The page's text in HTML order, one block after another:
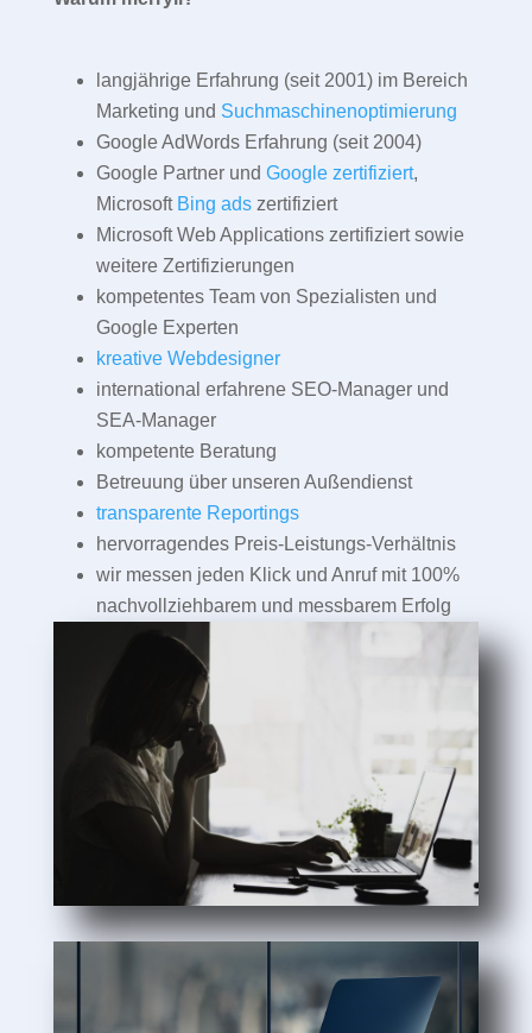
langjährige Erfahrung (seit 2001) im Bereich
Marketing und Suchmaschinenoptimierung
Google AdWords Erfahrung (seit 2004)
Google Partner und Google zertifiziert,
Microsoft Bing adszertifiziert
Microsoft Web Applications zertifiziert sowie
weitere Zertifizierungen
kompetentes Team von Spezialisten und
Google Experten
kreative Webdesigner
international erfahrene SEO-Manager und
SEA-Manager
kompetente Beratung
Betreuung über unseren Außendienst
transparente Reportings
hervorragendes Preis-Leistungs-Verhältnis
wir messen jeden Klick und Anruf mit 100%
nachvollziehbarem und messbarem Erfolg